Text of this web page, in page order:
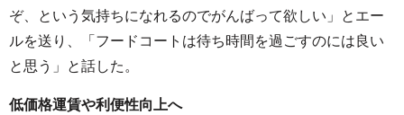
ぞ、という気持ちになれるのでがんばって欲しい」とエー
ルを送り、「フードコートは待ち時間を過ごすのには良い
と思う」と話した。
低価格運賃や利便性向上へ